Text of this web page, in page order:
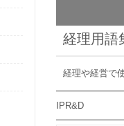
経理用語
経理や経営で
IPR&D